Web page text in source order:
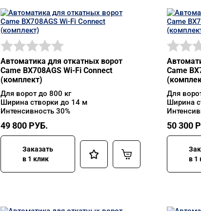
Автоматика для откатных ворот
Came BX708AGS Wi-Fi Connect
(комплект)
Для ворот до 800 кг
Ширина створки до 14 м
Интенсивность 30%
49 800 РУБ.
Заказать
в 1 клик
Came
Для
Ширина
50 300
в 1